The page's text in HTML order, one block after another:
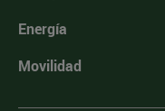
Energía
Movilidad